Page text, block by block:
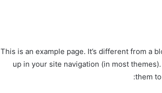
This is an example page. It’s different from a
up in your site navigation (in most
them